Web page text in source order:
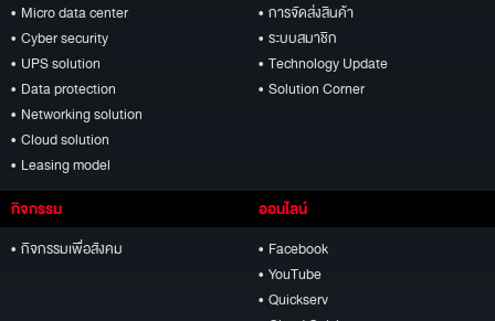
• Micro data center
• Cyber security
• UPS solution
• Data protection
• Networking solution
• Cloud solution
• Leasing model
• การจัดส่งสินค้า
• ระบบสมาชิก
• Technology Update
• Solution Corner
กิจกรรม
• กิจกรรมเพื่อสังคม
ออนไลน์
• Facebook
• YouTube
• Quickserv